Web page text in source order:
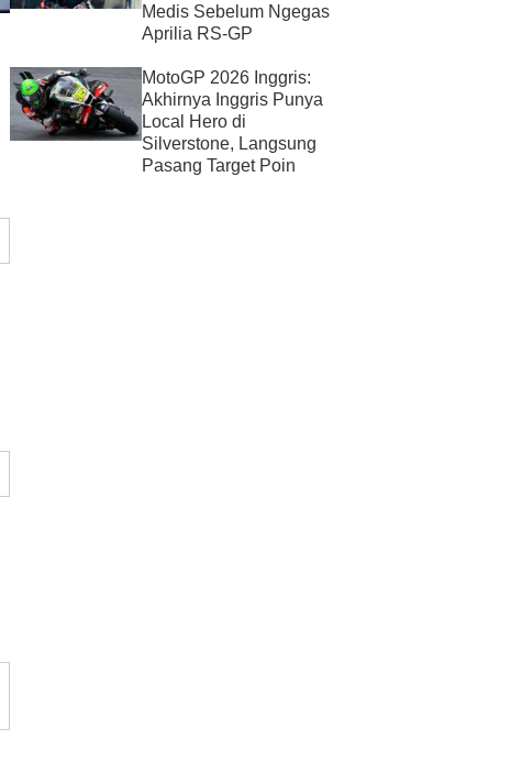
Medis Sebelum Ngegas
Aprilia RS-GP
MotoGP 2026 Inggris:
Akhirnya Inggris Punya
Local Hero di
Silverstone, Langsung
Pasang Target Poin